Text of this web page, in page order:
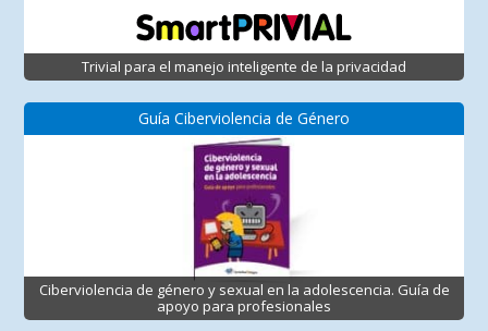
Trivial para el manejo inteligente de la privacidad
Guía Ciberviolencia de Género
Ciberviolencia de género y sexual en la adolescencia. Guía de
apoyo para profesionales